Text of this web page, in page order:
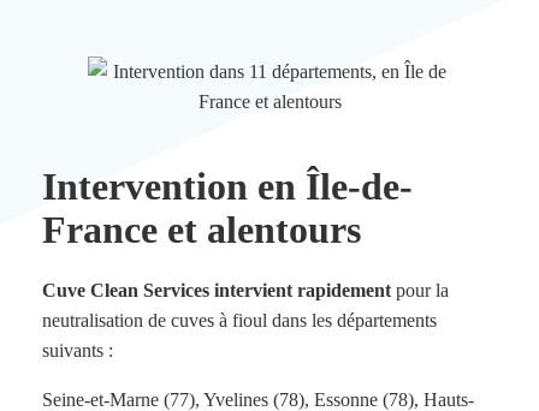
Intervention en Île-de-
France et alentours
Cuve Clean Services intervient rapidementpour la
neutralisation de cuves à fioul dans les départements
suivants :
Seine-et-Marne (77), Yvelines (78), Essonne (78), Hauts-